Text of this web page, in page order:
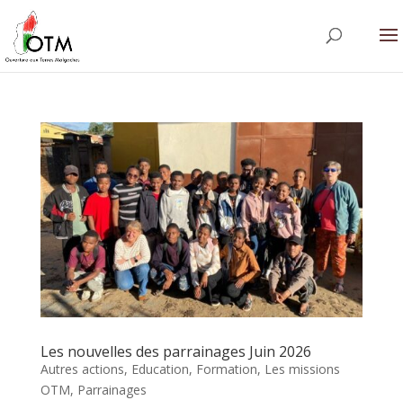
Les nouvelles des parrainages Juin 2026
Autres actions, Education, Formation, Les missions
OTM, Parrainages